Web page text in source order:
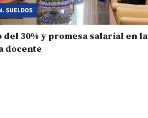
SUELDOS
del 30% y promesa salarial en la
docente